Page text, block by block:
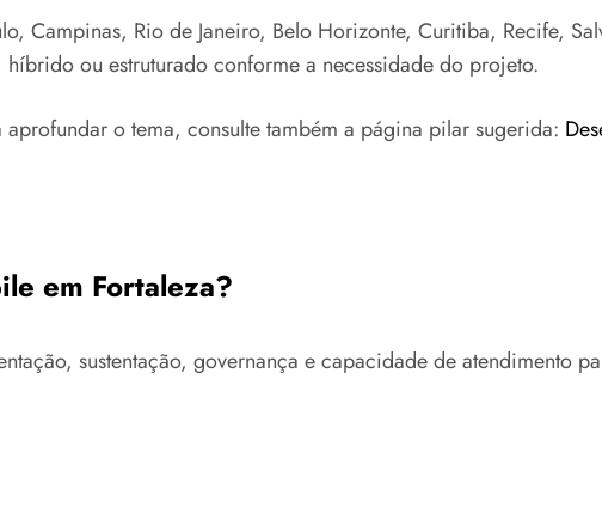
Campinas, Rio de Janeiro, Belo Horizonte, Curitiba, Recife,
ou estruturado conforme a necessidade do projeto.
aprofundar o tema, consulte também a página pilar sugerida:
em Fortaleza?
sustentação, governança e capacidade de atendimento